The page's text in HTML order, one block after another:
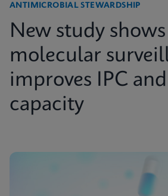
ANTIMICROBIAL STEWARDSHIP
New study
molecular
improves IPC
capacity